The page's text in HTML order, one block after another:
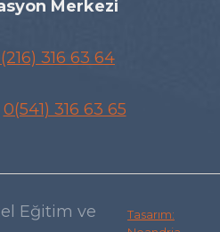
Merkezi
316 63 64
0(541) 316 63 65
Eğitim ve
Tasarım: